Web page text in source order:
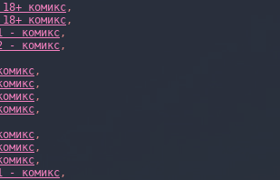
комикс,
комикс,
- комикс,
- комикс,
,
,
,
,
,
,
,
- комикс,